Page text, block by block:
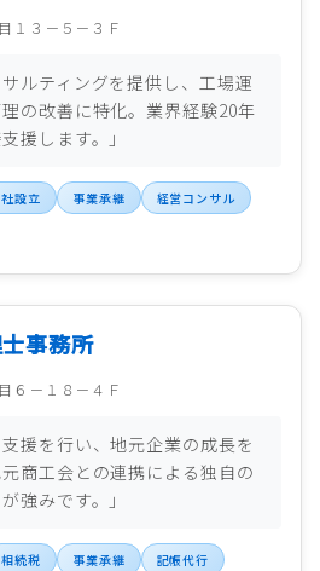
１３－５－３Ｆ
サルティングを提供し、工場運
の改善に特化。業界経験20年
援します。」
設立 事業承継 経営コンサル
事務所
６－１８－４Ｆ
支援を行い、地元企業の成長を
商工会との連携による独自の
強みです。」
相続税 事業承継 記帳代行